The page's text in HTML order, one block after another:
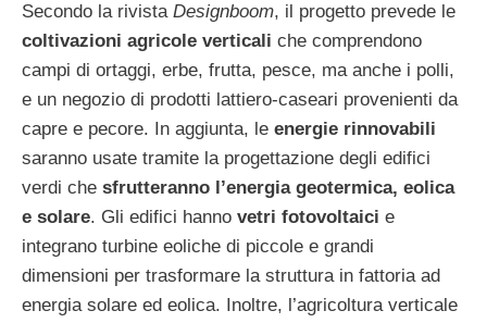
Secondo la rivista Designboom, il progetto prevede le
coltivazioni agricole verticali che comprendono
campi di ortaggi, erbe, frutta, pesce, ma anche i polli,
e un negozio di prodotti lattiero-caseari provenienti da
capre e pecore. In aggiunta, le energie rinnovabili
saranno usate tramite la progettazione degli edifici
verdi che sfrutteranno l’energia geotermica, eolica
e solare. Gli edifici hanno vetri fotovoltaici e
integrano turbine eoliche di piccole e grandi
dimensioni per trasformare la struttura in fattoria ad
energia solare ed eolica. Inoltre, l’agricoltura verticale